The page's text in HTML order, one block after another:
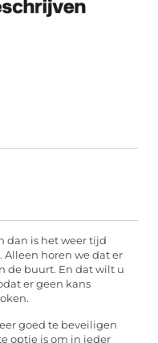
dan is het weer tijd
Alleen horen we dat er
de buurt. En dat wilt u
er geen kans
goed te beveiligen
optie is om in ieder